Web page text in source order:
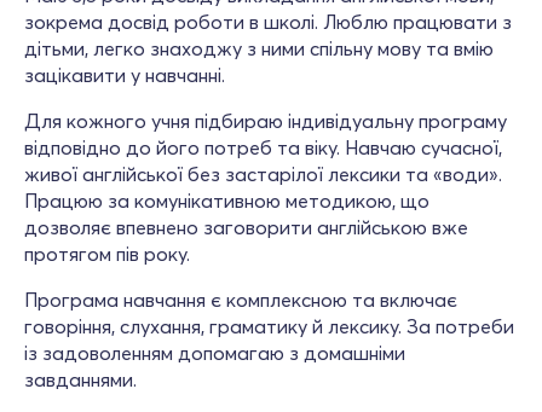
зокрема досвід роботи в школі. Люблю працювати з
дітьми, легко знаходжу з ними спільну мову та вмію
зацікавити у навчанні.
Для кожного учня підбираю індивідуальну програму
відповідно до його потреб та віку. Навчаю сучасної,
живої англійської без застарілої лексики та «води».
Працюю за комунікативною методикою, що
дозволяє впевнено заговорити англійською вже
протягом пів року.
Програма навчання є комплексною та включає
говоріння, слухання, граматику й лексику. За потреби
із задоволенням допомагаю з домашніми
завданнями.